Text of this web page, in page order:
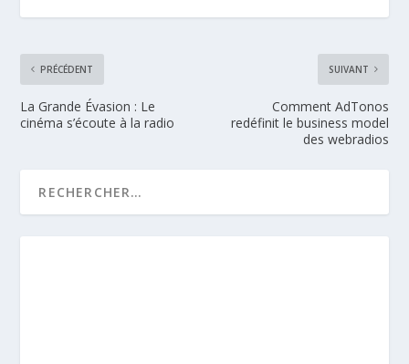
PRÉCÉDENT
La Grande Évasion : Le
cinéma s’écoute à la radio
SUIVANT
Comment AdTonos
redéfinit le business model
des webradios